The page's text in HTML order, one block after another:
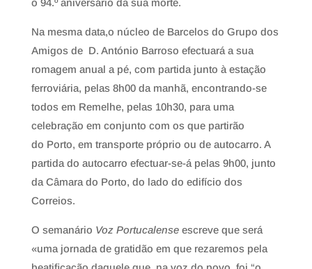
o 94.º aniversário da sua morte.
Na mesma data,o núcleo de Barcelos do Grupo dos
Amigos de D. António Barroso efectuará a sua
romagem anual a pé, com partida junto à estação
ferroviária, pelas 8h00 da manhã, encontrando-se
todos em Remelhe, pelas 10h30, para uma
celebração em conjunto com os que partirão
do Porto, em transporte próprio ou de autocarro. A
partida do autocarro efectuar-se-á pelas 9h00, junto
da Câmara do Porto, do lado do edifício dos
Correios.
O semanário Voz Portucalenseescreve que será
«uma jornada de gratidão em que rezaremos pela